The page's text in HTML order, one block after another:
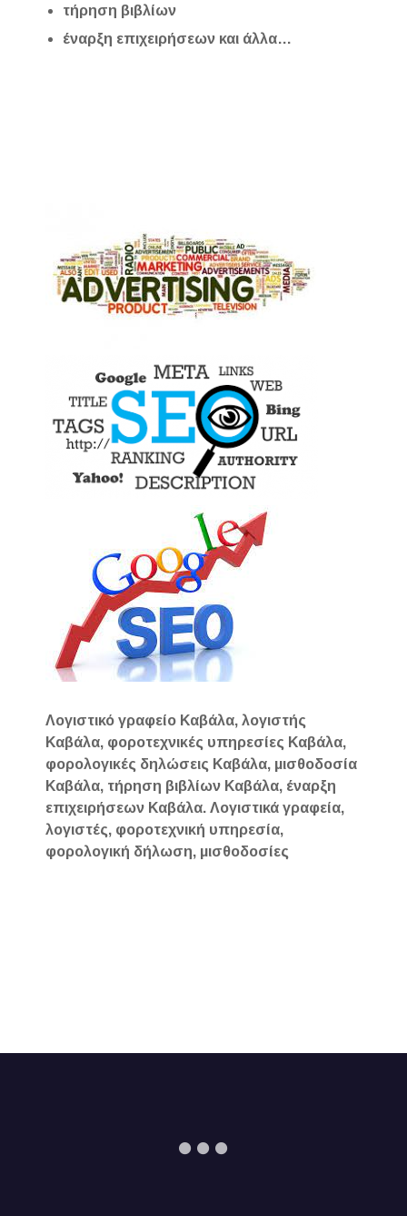
τήρηση βιβλίων
έναρξη επιχειρήσεων και άλλα…
Λογιστικό γραφείο Καβάλα, λογιστής
Καβάλα, φοροτεχνικές υπηρεσίες Καβάλα,
φορολογικές δηλώσεις Καβάλα, μισθοδοσία
Καβάλα, τήρηση βιβλίων Καβάλα, έναρξη
επιχειρήσεων Καβάλα. Λογιστικά γραφεία,
λογιστές, φοροτεχνική υπηρεσία,
φορολογική δήλωση, μισθοδοσίες